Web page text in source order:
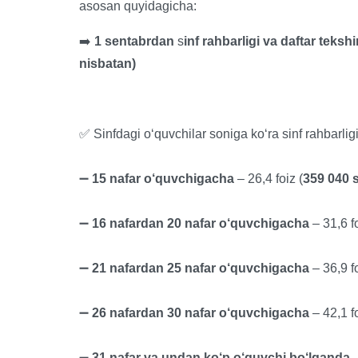
asosan quyidagicha:
➡️ 1 sentabrdan sinf rahbarligi va daftar
nisbatan)
✅ Sinfdagi o‘quvchilar soniga ko‘ra sinf
➖ 15 nafar o‘quvchigacha – 26,4 foiz (359 040
➖ 16 nafardan 20 nafar o‘quvchigacha – 31,6
➖ 21 nafardan 25 nafar o‘quvchigacha – 36,9
➖ 26 nafardan 30 nafar o‘quvchigacha – 42,1